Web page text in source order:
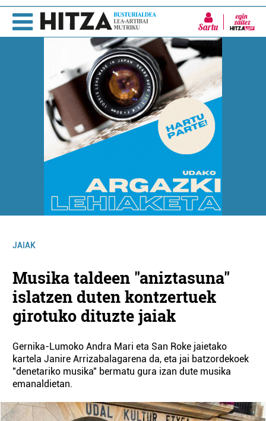
Sartu
JAIAK
Musika taldeen "aniztasuna"
islatzen duten kontzertuek
girotuko dituzte jaiak
Gernika-Lumoko Andra Mari eta San Roke jaietako
kartela Janire Arrizabalagarena da, eta jai batzordekoek
"denetariko musika" bermatu gura izan dute musika
emanaldietan.